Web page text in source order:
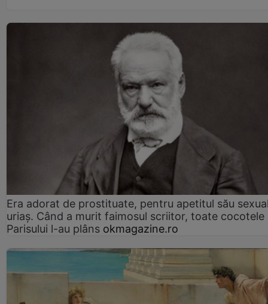
Era adorat de prostituate, pentru apetitul său
uriaș. Când a murit faimosul scriitor, toate cocotele
Parisului l-au plâns okmagazine.ro